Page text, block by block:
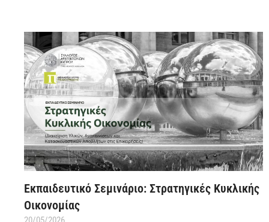
Εκπαιδευτικό Σεμινάριο: Στρατηγικές Κυκλικής
Οικονομίας